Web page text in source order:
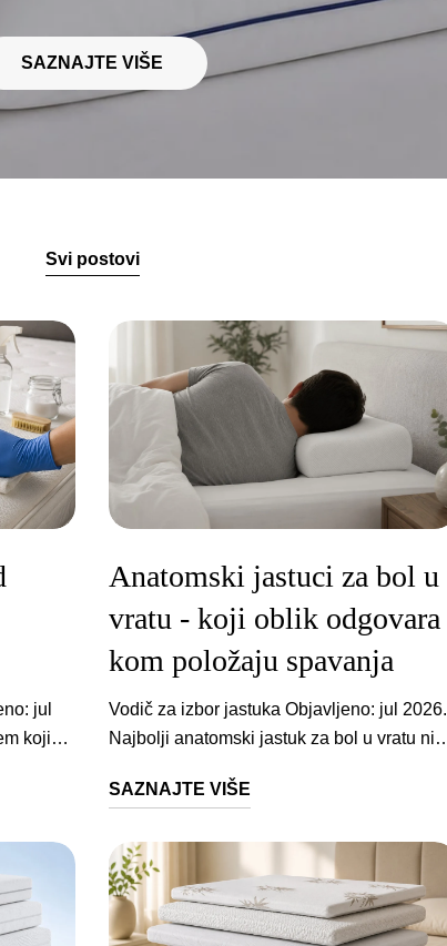
SAZNAJTE VIŠE
Svi postovi
zagreje fleka je stara i ne reaguje na kućno čišćenje mokraća je zahvatila veću površinu postoji sumnja na buđ dušek ne može potpuno da se osuši u kućnim uslovima CDC navodi da kod mokrih predmeta koji se ne mogu potpuno osušiti u roku od 24 do 48 sati raste rizik od razvoja buđi. Ako dušek ostane vlažan duže od jednog do dva dana, problem više nije samo neprijatan miris. - CDC, Homeowner's and Renter's Guide to Mold Cleanup, ref PDF Zbog toga je profesionalno čišćenje bolji izbor kada je urin prodro duboko, kada se dušek sporo suši ili kada već osećate ustajao miris vlage. Ako se pojavi buđ koja je prodrla duboko u jezgro dušeka, dušek možda više nije za upotrebu. Čišćenje tada može ukloniti deo površinskog problema, ali ne mora rešiti ono što se nalazi u dubljim slojevima. Kod kvalitetnijih dušeka, profesionalno čišćenje se često više isplati nego brza zamena. Ipak, ako je dušek star, deformisan, ima jak miris i tragove buđi, treba razmisliti o novom dušeku i dobroj zaštitnoj navlaci. Poručite ovde Ako je vreme za zamenu, Weltner Dušek Elite je rešenje za kupce koji žele viši, stabilan i dugotrajan dušek. Visok je 25 cm, ima sistem nemačkih džepičastih opruga i pažljivo usklađene slojeve pena različite tvrdoće. Zbog konstrukcije koja omogućava protok vazduha kroz dušek, Elite je posebno dobar izbor kada želite d
Anatomski jastuci za bol u
vratu - koji oblik odgovara
kom položaju spavanja
Vodič za izbor jastuka Objavljeno: jul 2026. Najbolji anatomski jastuk za bol u vratu nije isti za svakoga. Za spavanje na boku obično je potreban viši, stabilniji jastuk koji popunjava prostor između ramena i glave. Za spavanje na leđima bolji je srednje nizak anatomski oblik koji podržava prirodnu krivinu vrata, bez guranja brade ka grudima. Za spavanje na stomaku najbezbedniji izbor je veoma tanak jastuk ili postepeno odvikavanje od tog položaja, jer vrat satima ostaje rotiran. Izbor jastuka više ne treba posmatrati kao pitanje mekoće, već kao pitanje položaja vratnog dela kičme, visine ramena, tvrdoće dušeka i navike spavanja. Dobar jastuk ne leči vrat, ali može da smanji jutarnju ukočenost, napetost mišića i stalno nameštanje tokom noći. naši predlozi Naši predlozi anatomskih jastuka Ovo su dva modela koja nude dobar balans između anatomske podrške i udobnosti, u zavisnosti od položaja spavanja i formata koji Vam više odgovara. Kompaktniji format · bok i leđa Aloe Vera Anatomski Jastuk Poručite ovde Naš predlog za osobe koje spavaju na boku ili leđima i žele kompaktniji anatomski jastuk od memorijske pene. Dimenzije su 35 x 50 cm, sastav je 100% memorijska pena natprosečne gustine, a visinski profil je 11/7/9 cm, što ga čini korisnim za ljude koji žele da biraju višu ili nižu stranu prema položaju vrata. Navlaka je skidajuća i periva na 40 stepeni, obogaćena Aloe Vera vlaknima. Higijena navlake utiče na svakodnevni komfor, naročito kod osoba koje se znoje noću, koriste kreme za lice ili imaju osetljivu kožu. Kome najviše odgovara? Osobi koja ne želi veliki jastuk, spava uglavnom na boku ili leđima i traži anatomski oslonac bez osećaja masivnog jastuka ispod glave. Veći format · kombinovani spavači Contour+ Anatomski Jastuk Poručite ovde Za one koji žele veći anatomski format i izraženiji prostor za promenu položaja tokom noći. Dimenzije su 40 x 60 cm, sastav je 100% memorijska pena visokog kvaliteta, a visina je 11/7/9 cm. Ergonomski oblik prati vratni deo kičme i pogodan je za spavanje na boku ili leđima. Veća površina je praktična za kombinovane spavače. Ako se tokom noći okrećete sa leđa na bok, manji jastuk ume da "nestane" ispod glave ili Vas natera da ga rukom vraćate na mesto. Navlaka je hipoalergena, periva i skidajuća. Kome najviše odgovara? Osobi koja želi anatomski jastuk, ali ne želi osećaj da spava na malom terapeutskom dodatku. Ima smisla za ljude koji vole više prostora za rame, glavu i okretanje. zašto počinje noću Zašto bol u vratu najčešće počinje noću Bol u vratu tokom spavanja najčešće nastaje kada glava ostane previsoko, prenisko ili uvrnuta u odnosu na trup. Vrat tada ne odmara, već mišići rade tiho, satima, da bi održali položaj glave. Ujutru se to oseća kao zategnutost, ograničeno okretanje, pritisak u potiljku ili bol koji se spušta ka ramenima. Prema smernicama Mayo Clinic, glava i vrat tokom spavanja treba da budu poravnati sa telom, uz jastuk koji podržava vrat bez podizanja glave. Isti izvor navodi da kod spavanja na leđima jastuk ispod kolena ili butina može pomoći opuštanju kičme. To je važan detalj. Kod bolova u vratu ljudi često menjaju samo jastuk, a ne posmatraju ostatak tela. Ako su kukovi, leđa i ramena u lošem položaju, vrat često nadoknađuje tu grešku. neutralan položaj Vrat treba da ostane neutralan Neutralan položaj znači da vrat nije savijen nagore, oboren nadole niti bočno prelomljen. Jastuk treba da drži vrat paralelno sa dušekom, umesto da ga savija nagore ili nadole, što kao praktično pravilo ističe i Cleveland Clinic. Položaj spavanja Šta jastuk treba da uradi Najčešća greška Bolja opcija Na boku Popunjava prostor rame–vrat–glava Prenizak jastuk, glava "pada" ka dušeku Viši anatomski ili kontur jastuk Na leđima Podržava vratnu krivinu Previsok jastuk, brada ide ka grudima Srednja visina, blaga kontura Na stomaku Smanjuje uvrtanje vrata Debeo jastuk podiže i rotira glavu Vrlo tanak jastuk ili promena položaja Kombinovano Prati promene položaja Mek jastuk koji se potpuno spljošti Stabilna pena, srednja visina Nijedan oblik nije univerzalno najbolji. Pravi izbor je onaj koji Vašem telu omogućava da se probudi bez osećaja da je vrat celu noć "držao stražu". spavanje na boku Koji oblik jastuka odgovara spavanju na boku? Za spavanje na boku obično najbolje odgovara anatomski jastuk sa izraženijom visinom i stabilnom bočnom podrškom. Rame pravi razmak između dušeka i glave, pa ako jastuk ne popuni taj prostor, glava pada ka dole, a mišići vrata i ramena ostaju napeti. Kod bočnih spavača posebno su važna tri detalja: širina ramena tvrdoća dušeka da li se rame "utapa" u dušek Osobama sa širim ramenima i tvrđim dušekom potreban je viši jastuk. Osoba sitnije građe ili mekšeg dušeka može se bolje osećati na nižoj strani anatomskog jastuka. Tu nastaje najčešća greška: kupovina jastuka prema opisu "za vrat", bez provere šta se dešava sa ramenom. Novija istraživanja o obliku jastuka pokazuju da oblik može uticati na aktivnost mišića vrata u različitim položajima. Studija iz 2025. godine, rađena na 10 zdravih učesnika tokom testova u položaju na leđima i boku, zabeležila je nižu aktivnost pojedinih vratnih i ramenih mišića (bilateralni SCM i levi UT) pri korišćenju cilindričnog oblika jastuka u bočnom položaju. Autori ističu da je uzorak mali, pa zaključke treba primeniti oprezno. - Daryushi i sar., The Open Public Health Journal, 2025, ref DOI spavanje na leđima Koji jastuk je bolji za spavanje na leđima? Za spavanje na leđima bolji je anatomski jastuk srednje visine, sa podrškom ispod vrata i nižim delom ispod glave. Cilj nije da glava bude visoko, već da vratna krivina bude popunjena. Ako se probudite sa osećajem da Vam je brada bila blizu grudima, jastuk je verovatno previsok. Ako osećate prazan prostor ispod vrata i zatezanje u potiljku, jastuk je verovatno prenizak ili previše mekan. Kontur jastuci kod mnogih ljudi dobro funkcionišu zato što glava leži u udubljenju, a vrat na izdignutom delu. Niža ili viša strana tada se bira prema položaju spavanja, ali i prema građi tela. spavanje na stomaku Šta ako spavate na stomaku? Ako spavate na stomaku i imate bol u vratu, najvažniji savet je da pokušate da smanjite vreme provedeno u tom položaju. Spavanje na stomaku obično zahteva rotaciju glave u jednu stranu, uz dodatno savijanje vrata, što nije dobar položaj za osobu koja se već budi ukočena. Najmanje loša varijanta je veoma tanak jastuk, ali anatomski jastuci nisu idealno rešenje za stomak. Projektovani su da podrže vratnu krivinu u položaju na boku ili leđima, a kod stomaka ta podrška može čak da podigne glavu više nego što treba. Praktičan prelaz je spavanje polubočno, sa jastukom ispred tela ili između kolena, da se smanji okretanje na stomak tokom noći. materijal Materijal: memorijska pena, lateks, perje ili vlakna? Materijal određuje koliko jastuk zadržava oblik tokom noći. Memorijska pena se prilagođava pritisku i obično dobro drži konturu. Lateks je elastičniji i često prozračniji. Perjani jastuci mogu delovati udobno pri prvom ležanju, ali se punjenje pomera, pa podrška vratu može oslabiti tokom noći. Sistematski pregled i meta-analiza iz 2021. godine, koji je obuhvatio devet kvalitetnih studija sa 555 učesnika sa hroničnim bolom u vratu, pokazuje da gumeni i opružni jastuci daju bolje rezultate od perjanih po pitanju bola, jutarnjih simptoma, funkcionalne onesposobljenosti i zadovoljstva jastukom. Efekti na kvalitet sna ostali su manje jasni. - Pang, Tsang, Fu, Clinical Biomechanics, 2021, ref DOI Drugim rečima: materijal pomaže, ali nije magično rešenje. Ako je visina pogrešna, ni najbolja pena neće rešiti loš ugao vrata. kada nije samo jastuk Kada bol u vratu nije samo pitanje jastuka? Ako bol traje duže od nekoliko nedelja, širi se u rame ili ruku, prati ga utrnulost, slabost, glavobolja, vrtoglavica ili se javio posle povrede, jastuk ne treba da bude jedini odgovor. Tada je pametnije obratiti se lekaru ili fizioterapeutu. 203 milionaljudi globalno je 2020. bilo pogođeno bolom u vratu, uz projekciju rasta na 269 miliona slučajeva do 2050. To ne znači da je svaki jutarnji bol znak ozbiljnog problema. Znači da vrat treba posmatrati kao deo svakodnevne ergonomije: san, rad za računarom, gledanje u telefon, fizička aktivnost i dušek zajedno prave rezultat. česte greške Šta ljudi obično previde pri izboru anatomskog jastuka 1 Provera materijala bez provere dušekaIsti jastuk može biti odličan na tvrđem dušeku, a previsok na mekanom. Kada se rame utopi u mek dušek, glava je bliže površini kreveta i potreban je niži oslonac. Kada je dušek tvrd, rame ostaje više, pa je razmak do glave veći. 2 Preskakanje probnog periodaVratu ume da bude neugodno prvih nekoliko noći, naročito ako ste godinama spavali na mekanom, deformisanom jastuku. To ne znači odmah da jastuk ne valja, ali ako se bol pogoršava, javlja se trnjenje, bol se spušta niz ruku ili se budite sve ukočeniji, prestanite da forsirate taj položaj. 3 Uverenje da je tvrđi jastuk uvek boljiStabilnost je dobra, ali previše tvrd jastuk može stvarati pritisak u potiljku i oko uha kod spavanja na boku. Podrška treba da bude čvrsta, ali ne agresivna. kako izabrati Kako izabrati anatomski jastuk za sebe Najjednostavniji test uradite u položaju u kom stvarno spavate. Ako spavate na boku, lezite na bok i zamolite nekoga da pogleda liniju nosa, brade, vrata i grudnog koša. Glava ne treba da pada ka dušeku niti da se podiže ka plafonu. Ako spavate na leđima, obratite pažnju na bradu. Ako je gurnuta ka grudima, jastuk je previsok. Ako potiljak propada i vrat ostaje bez oslonca, jastuk je prenizak. Ako menjate položaje, birajte anatomski jastuk sa dve korisne visine, stabilnom penom i dovoljno površine da se okrenete bez gubitka oslonca. Vaša navika Bolji izbor Zašto Uglavnom bok Viša strana anatomskog jastuka Popunjava razmak od ramena do glave Uglavnom leđa Niža ili srednja strana Ne gura bradu ka grudima Bok i leđa Kontur jastuk sa dve visine Lakše prati o
SAZNAJTE VIŠE